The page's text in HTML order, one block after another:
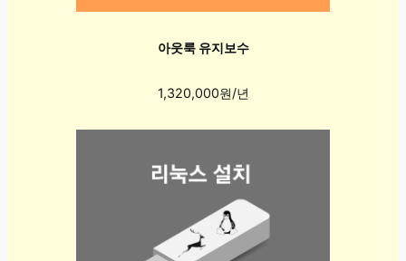
아웃룩 유지보수
1,320,000원/년